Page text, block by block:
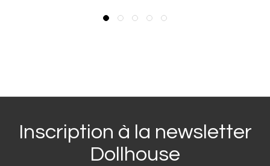
Inscription à la newsletter
Dollhouse